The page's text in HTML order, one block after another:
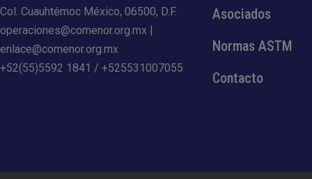
Col. Cuauhtémoc México, 06500, D.F.
operaciones@comenor.org.mx |
enlace@comenor.org.mx
+52(55)5592 1841 / +525531007055
Asociados
Normas ASTM
Contacto